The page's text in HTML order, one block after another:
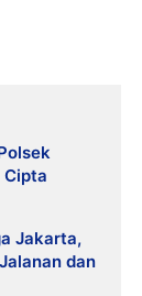
Cipta
Jakarta,
dan